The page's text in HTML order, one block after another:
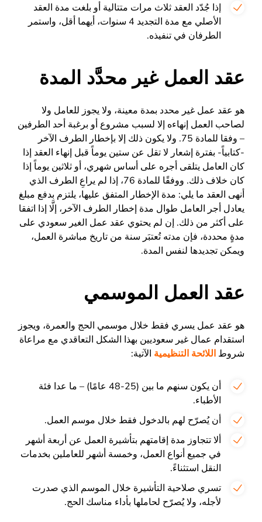
إذا جُدّد العقد ثلاث مرات متتالية أو بلغت مدة العقد
الأصلي مع مدة التجديد 4 سنوات، أيهما أقل، واستمر
الطرفان في تنفيذه.
عقد العمل غير محدَّد المدة
هو عقد عمل غير محدد بمدة معينة، ولا يجوز للعامل ولا
لصاحب العمل إنهاءه إلا لسبب مشروع أو برغبة أحد الطرفين
– وفقا للمادة 75. ولا يكون ذلك إلا بإخطار الطرف الآخر
-كتابياً- بفترة إشعار لا تقل عن ستين يوماً قبل إنهاء العقد إذا
كان العامل يتلقى أجره على أساس شهري، أو ثلاثين يوماً إذا
كان خلاف ذلك. ووفقًا للمادة 76، إذا لم يراعِ الطرف الذي
أنهى العقد ما يلي: مدة الإخطار المتفق عليها، يلتزم بدفع مبلغ
يعادل أجر العامل طوال مدة إخطار الطرف الآخر، إلَّا إذا اتفقا
على أكثر من ذلك. إن لم يحتوي عقد عمل الغير سعودي على
مدةٍ محددة، فإن مدته تُعتبَر سنة من تاريخ مباشرة العمل،
ويمكن تجديدها لنفس المدة.
عقد العمل الموسمي
هو عقد عمل يسري فقط خلال موسمي الحج والعمرة، ويجوز
استقدام عمال غير سعوديين بهذا الشكل التعاقدي مع مراعاة
شروط اللائحة التنظيمية الآتية:
أن يكون سنهم ما بين (25-48 عامًا) – ما عدا فئة
الأطباء.
أن يُصرّح لهم بالدخول فقط خلال موسم العمل.
ألا تتجاوز مدة إقامتهم بتأشيرة العمل عن أربعة أشهر
في جميع أنواع العمل، وخمسة أشهر للعاملين بخدمات
النقل استثناءً.
تسري صلاحية التأشيرة خلال الموسم الذي صدرت
لأجله، ولا يُصرّح لحاملها بأداء مناسك الحج.